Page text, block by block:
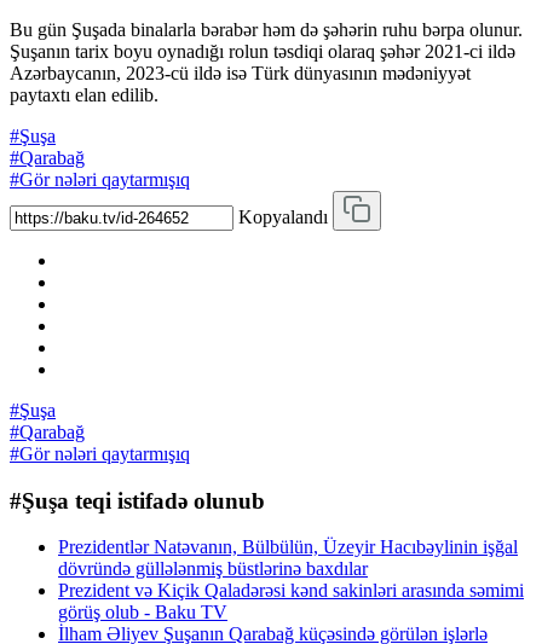
Bu gün Şuşada binalarla bərabər həm də şəhərin ruhu bərpa olunur.
Şuşanın tarix boyu oynadığı rolun təsdiqi olaraq şəhər 2021-ci ildə
Azərbaycanın, 2023-cü ildə isə Türk dünyasının mədəniyyət
paytaxtı elan edilib.
#Şuşa
#Qarabağ
#Gör nələri qaytarmışıq
Kopyalandı
#Şuşa
#Qarabağ
#Gör nələri qaytarmışıq
#Şuşa teqi istifadə olunub
Prezidentlər Natəvanın, Bülbülün, Üzeyir Hacıbəylinin işğal
dövründə güllələnmiş büstlərinə baxdılar
Prezident və Kiçik Qaladərəsi kənd sakinləri arasında səmimi
görüş olub - Baku TV
İlham Əliyev Şuşanın Qarabağ küçəsində görülən işlərlə